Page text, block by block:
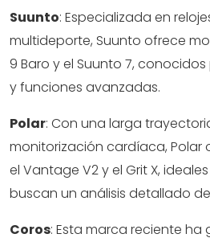
Suunto: Especializada en
multideporte, Suunto ofrece
9 Baro y el Suunto 7,
y funciones avanzadas.
Polar: Con una larga
monitorización cardíaca, Polar
el Vantage V2 y el Grit X,
buscan un análisis detallado
Coros: Esta marca reciente